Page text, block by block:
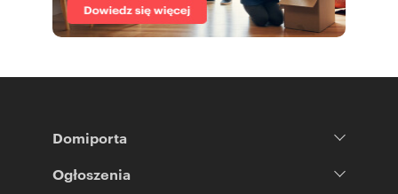
Domiporta
Ogłoszenia